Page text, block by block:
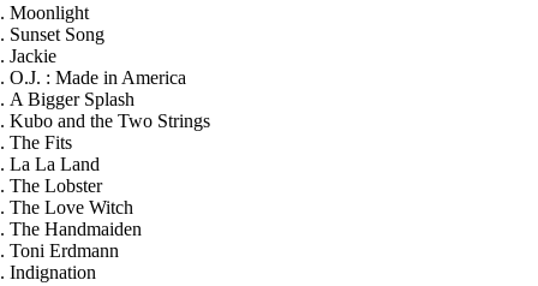
Moonlight
Sunset Song
Jackie
O.J. : Made in America
A Bigger Splash
Kubo and the Two Strings
The Fits
La La Land
The Lobster
The Love Witch
The Handmaiden
Toni Erdmann
Indignation